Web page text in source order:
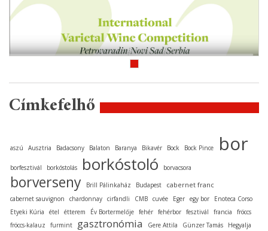
Címkefelhő
aszú Ausztria Badacsony Balaton Baranya Bikavér Bock Bock Pince bor
borfesztivál borkóstolás borkóstoló borvacsora
borverseny Brill Pálinkaház Budapest cabernet franc
cabernet sauvignon chardonnay cirfandli CMB cuvée Eger egy bor
Enoteca Corso
Etyeki Kúria
étel étterem Év Bortermelője fehér fehérbor fesztivál francia
fröccs
fröccs-kalauz
furmint gasztronómia Gere Attila Günzer Tamás
Hegyalja